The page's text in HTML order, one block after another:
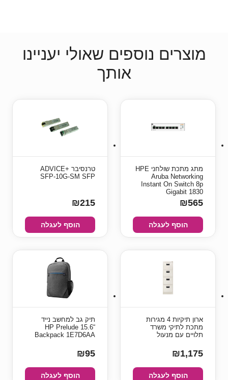
מוצרים נוספים שאולי יעניינו
אותך
מתג מתכת שולחני HPE
Aruba Networking
Instant On Switch 8p
Gigabit 1830
₪565
הוסף לעגלה
טרנסיבר +ADVICE
SFP-10G-SM SFP
₪215
הוסף לעגלה
ארון תיקיות 4 מגירות
מתכת לתיקי משרד
תלויים עם מנעול
₪1,175
הוסף לעגלה
‏תיק גב למחשב נייד
“15.6 HP Prelude
Backpack 1E7D6AA
₪95
הוסף לעגלה